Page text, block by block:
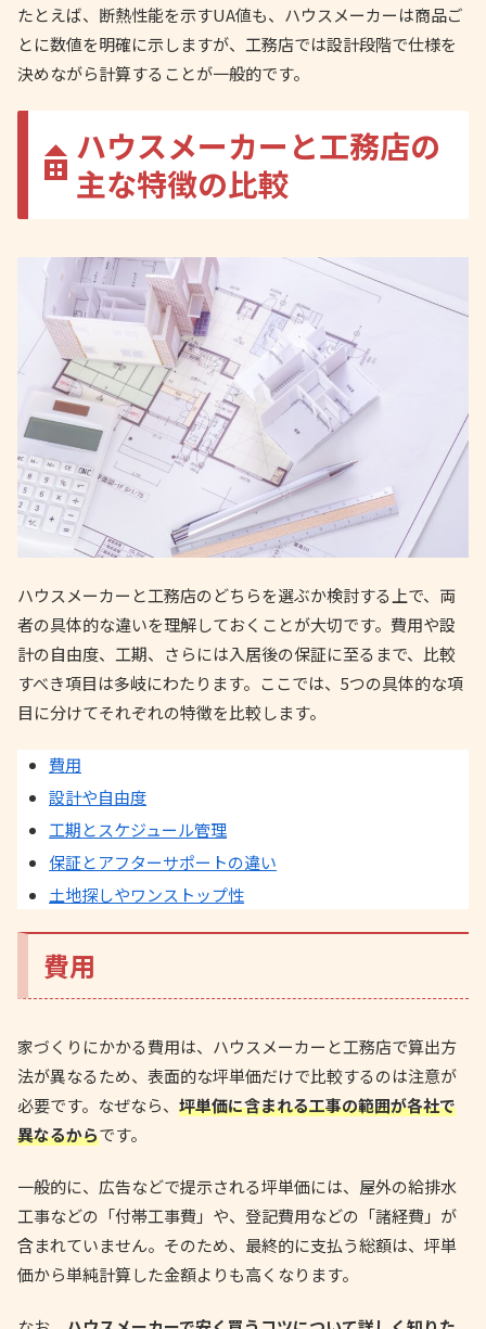
たとえば、断熱性能を示すUA値も、ハウスメーカーは商品ご
とに数値を明確に示しますが、工務店では設計段階で仕様を
決めながら計算することが一般的です。
ハウスメーカーと工務店の
主な特徴の比較
ハウスメーカーと工務店のどちらを選ぶか検討する上で、両
者の具体的な違いを理解しておくことが大切です。費用や設
計の自由度、工期、さらには入居後の保証に至るまで、比較
すべき項目は多岐にわたります。ここでは、5つの具体的な項
目に分けてそれぞれの特徴を比較します。
費用
設計や自由度
工期とスケジュール管理
保証とアフターサポートの違い
土地探しやワンストップ性
費用
家づくりにかかる費用は、ハウスメーカーと工務店で算出方
法が異なるため、表面的な坪単価だけで比較するのは注意が
必要です。なぜなら、 坪単価に含まれる工事の範囲が各社で
異なるからです。
一般的に、広告などで提示される坪単価には、屋外の給排水
工事などの「付帯工事費」や、登記費用などの「諸経費」が
含まれていません。そのため、最終的に支払う総額は、坪単
価から単純計算した金額よりも高くなります。